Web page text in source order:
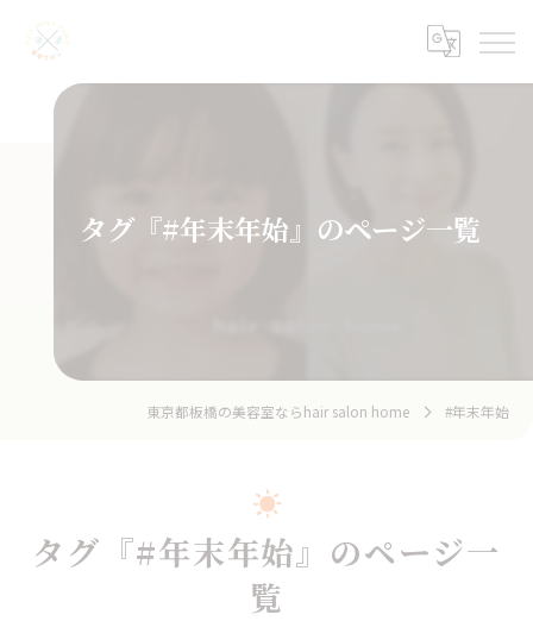
タグ『#年末年始』のページ一覧
東京都板橋の美容室ならhair salon home #年末年始
タグ『#年末年始』のページ一
覧